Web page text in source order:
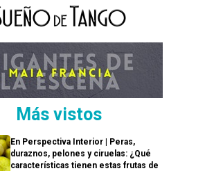
Más vistos
En Perspectiva Interior | Peras,
duraznos, pelones y ciruelas: ¿Qué
características tienen estas frutas de